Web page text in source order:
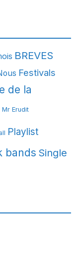
BREVES
Festivals
de la
Mr Erudit
Playlist
bands Single